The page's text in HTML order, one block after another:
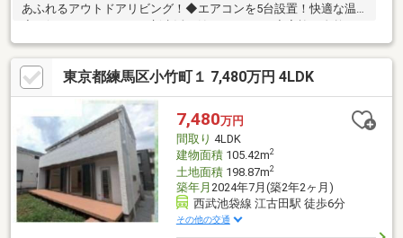
あふれるアウトドアリビング！◆エアコンを5台設置！快適な温
顔を合わせるリビング階段。毎日の「いってらっしゃい」「おか
えり」が聞こえる間取り♪◆洗濯物をスピーディーに乾かせる
「乾太くん」を設置。 天候や時間を気にせず、毎日の洗濯を快
適にサポートします！◆周辺には江古田駅北公園など公園が点
在、住環境良好♪○ライフプランナーによる無料資金計画・診断実
施中○キッズスペース完備でお子様連れでも安心☆やりとり不要
で内覧確定可能！見学予約の赤いボタンから簡単予約☆
東京都練馬区小竹町１ 7,480万円 4LDK
7,480万円
間取り 4LDK
建物面積105.42m2
土地面積198.87m2
築年月 2024年7月(築2年2ヶ月)
西武池袋線 江古田駅 徒歩6分
その他の交通